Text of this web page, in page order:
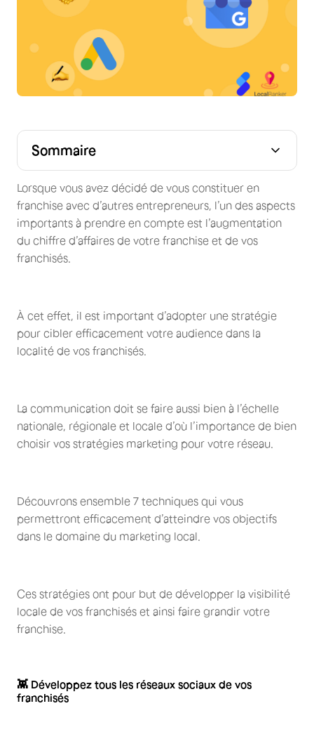
Lorsque vous avez décidé de vous constituer en
franchise avec d’autres entrepreneurs, l’un des aspects
importants à prendre en compte est l’augmentation
du chiffre d’affaires de votre franchise et de vos
franchisés.
À cet effet, il est important d’adopter une stratégie
pour cibler efficacement votre audience dans la
localité de vos franchisés.
La communication doit se faire aussi bien à l’échelle
nationale, régionale et locale d’où l’importance de bien
choisir vos stratégies marketing pour votre réseau.
Découvrons ensemble 7 techniques qui vous
permettront efficacement d’atteindre vos objectifs
dans le domaine du marketing local.
Ces stratégies ont pour but de développer la visibilité
locale de vos franchisés et ainsi faire grandir votre
franchise.
👾 Développez tous les réseaux sociaux de vos
franchisés
Sommaire